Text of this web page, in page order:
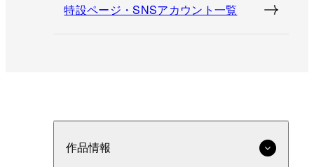
特設ページ・SNSアカウント一覧
作品情報